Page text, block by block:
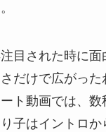
目された時に
だけで広がった
ト動画では、数
子はイントロ